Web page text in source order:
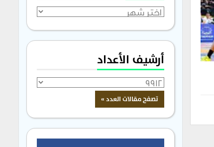
الأرشيف
أرشيف الأعداد